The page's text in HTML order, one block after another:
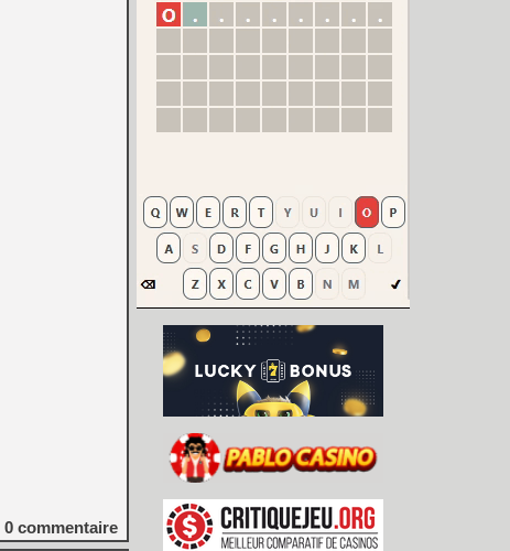
0 commentaire